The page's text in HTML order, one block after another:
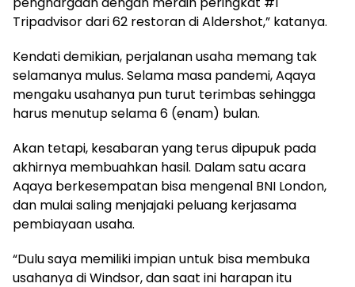
Tripadvisor dari 62 restoran di Aldershot,” katanya.
Kendati demikian, perjalanan usaha memang tak
selamanya mulus. Selama masa pandemi, Aqaya
mengaku usahanya pun turut terimbas sehingga
harus menutup selama 6 (enam) bulan.
Akan tetapi, kesabaran yang terus dipupuk pada
akhirnya membuahkan hasil. Dalam satu acara
Aqaya berkesempatan bisa mengenal BNI London,
dan mulai saling menjajaki peluang kerjasama
pembiayaan usaha.
“Dulu saya memiliki impian untuk bisa membuka
usahanya di Windsor, dan saat ini harapan itu